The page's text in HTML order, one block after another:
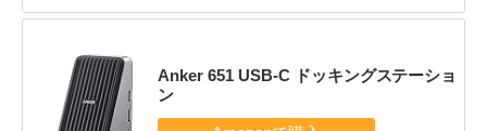
Anker 651 USB-C ドッキングステーショ
ン